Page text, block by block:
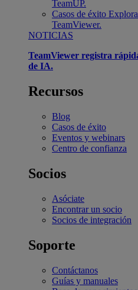
TeamUP.
Casos de éxito
TeamViewer.
NOTICIAS
TeamViewer registra
de IA.
Recursos
Blog
Casos de éxito
Eventos y webinars
Centro de confianza
Socios
Asóciate
Encontrar un socio
Socios de integración
Soporte
Contáctanos
Guías y manuales